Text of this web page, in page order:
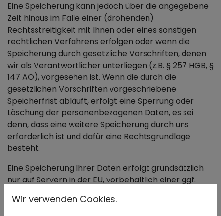
Eine Speicherung kann jedoch über die angegebene
Zeit hinaus im Falle einer (drohenden)
Rechtsstreitigkeit mit Ihnen oder eines sonstigen
rechtlichen Verfahrens erfolgen oder wenn die
Speicherung durch gesetzliche Vorschriften, denen
wir als Verantwortlicher unterliegen (z.B. § 257 HGB, §
147 AO), vorgesehen ist. Wenn die durch die
gesetzlichen Vorschriften vorgeschriebene
Speicherfrist abläuft, erfolgt eine Sperrung oder
Löschung der personenbezogenen Daten, es sei
denn, dass eine weitere Speicherung durch uns
erforderlich ist und dafür eine Rechtsgrundlage
besteht.
Eine Speicherung Ihrer Daten erfolgt grundsätzlich
nur auf Servern in der EU, vorbehaltlich einer ggf.
(9) und A.(10).
Wir verwenden Cookies.